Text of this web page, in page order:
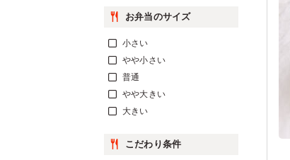
お弁当のサイズ
小さい
やや小さい
普通
やや大きい
大きい
こだわり条件